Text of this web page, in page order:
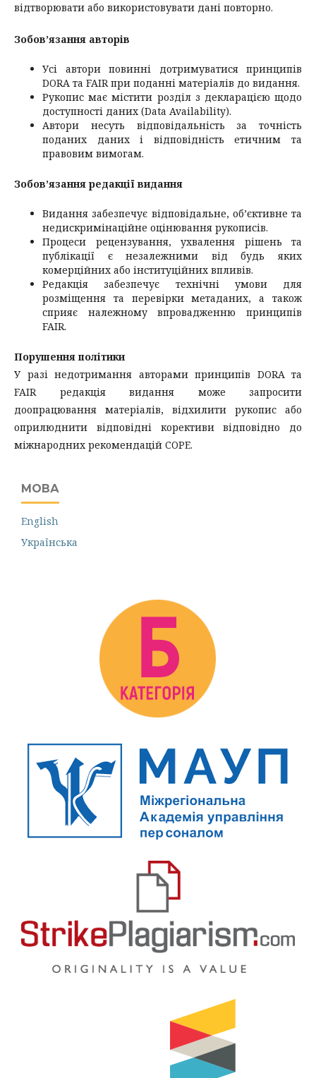
відтворювати або використовувати дані повторно.
Зобов’язання авторів
Усі автори повинні дотримуватися принципів
DORA та FAIR при поданні матеріалів до видання.
Рукопис має містити розділ з декларацією щодо
доступності даних (Data Availability).
Автори несуть відповідальність за точність
поданих даних і відповідність етичним та
правовим вимогам.
Зобов’язання редакції видання
Видання забезпечує відповідальне, об’єктивне та
недискримінаційне оцінювання рукописів.
Процеси рецензування, ухвалення рішень та
публікації є незалежними від будь яких
комерційних або інституційних впливів.
Редакція забезпечує технічні умови для
розміщення та перевірки метаданих, а також
сприяє належному впровадженню принципів
FAIR.
Порушення політики
У разі недотримання авторами принципів DORA та
FAIR редакція видання може запросити
доопрацювання матеріалів, відхилити рукопис або
оприлюднити відповідні корективи відповідно до
міжнародних рекомендацій COPE.
МОВА
English
Українська